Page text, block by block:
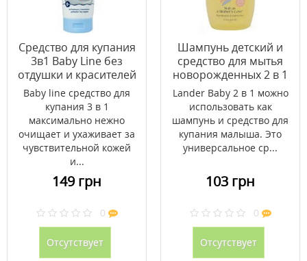
Средство для купания
3в1 Baby Line без
отдушки и красителей
без слез 200 мл
Baby line средство для
купания 3 в 1
максимально нежно
очищает и ухаживает за
чувствительной кожей
и...
149 грн
0
Отсутствует
Шампунь детский и
средство для мытья
новорожденных 2 в 1
ТМ Лендер / Lander
444 мл
Lander Baby 2 в 1 можно
использовать как
шампунь и средство для
купания малыша. Это
универсальное ср...
103 грн
0
Отсутствует